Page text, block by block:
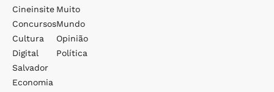
Cineinsite
Concursos
Cultura
Digital
Salvador
Economia
Muito
Mundo
Opinião
Política